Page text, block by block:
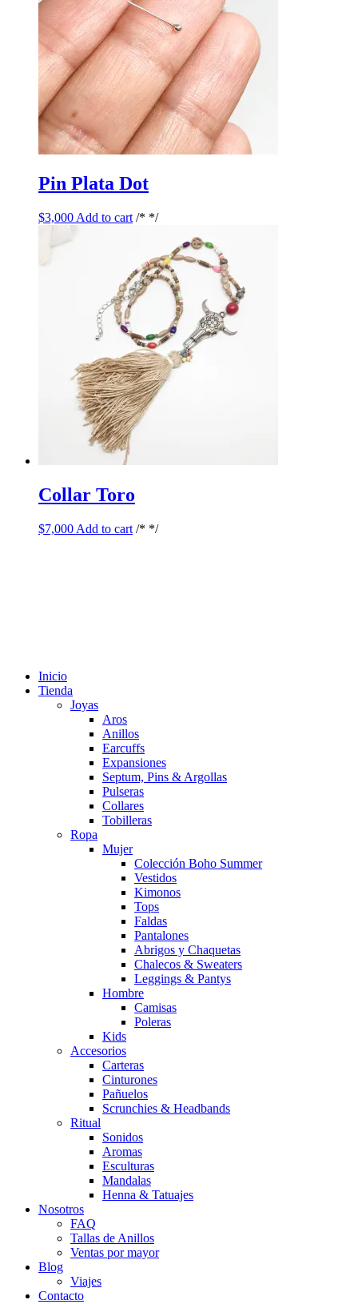
Pin Plata Dot
$3,000 Add to cart /* */
Collar Toro
$7,000 Add to cart /* */
Inicio
Tienda
Joyas
Aros
Anillos
Earcuffs
Expansiones
Septum, Pins & Argollas
Pulseras
Collares
Tobilleras
Ropa
Mujer
Colección Boho Summer
Vestidos
Kimonos
Tops
Faldas
Pantalones
Abrigos y Chaquetas
Chalecos & Sweaters
Leggings & Pantys
Hombre
Camisas
Poleras
Kids
Accesorios
Carteras
Cinturones
Pañuelos
Scrunchies & Headbands
Ritual
Sonidos
Aromas
Esculturas
Mandalas
Henna & Tatuajes
Nosotros
FAQ
Tallas de Anillos
Ventas por mayor
Blog
Viajes
Contacto